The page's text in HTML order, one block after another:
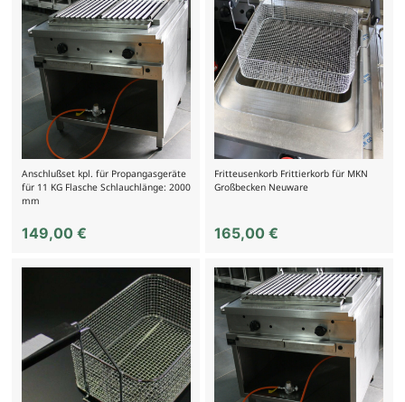
Anschlußset kpl. für Propangasgeräte
für 11 KG Flasche Schlauchlänge: 2000
mm
149,00 €
Fritteusenkorb Frittierkorb für MKN
Großbecken Neuware
165,00€